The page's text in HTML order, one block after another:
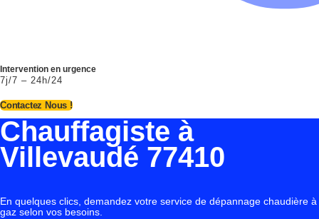
Intervention en urgence
7j/7 – 24h/24
Contactez Nous !
Chauffagiste à
Villevaudé 77410
En quelques clics, demandez votre service de dépannage chaudière à
gaz selon vos besoins.